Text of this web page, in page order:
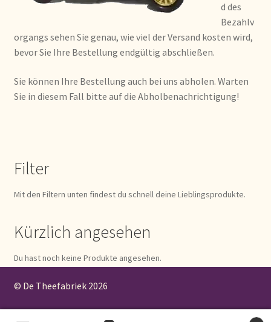
Mehrsprachigkeit
Mentions légales
Multilingualism
Multilingüismo.
Newsletter
d des
Bezahlv
organgs sehen Sie genau, wie viel der Versand kosten wird,
bevor Sie Ihre Bestellung endgültig abschließen.
Sie können Ihre Bestellung auch bei uns abholen. Warten
Sie in diesem Fall bitte auf die Abholbenachrichtigung!
Filter
Mit den Filtern unten findest du schnell deine Lieblingsprodukte.
Kürzlich angesehen
Du hast noch keine Produkte angesehen.
© De Theefabriek 2026